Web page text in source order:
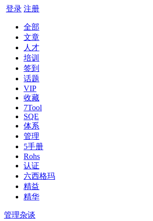
登录 注册
全部
文章
人才
培训
签到
话题
VIP
收藏
7Tool
SQE
体系
管理
5手册
Rohs
认证
六西格玛
精益
精华
管理杂谈